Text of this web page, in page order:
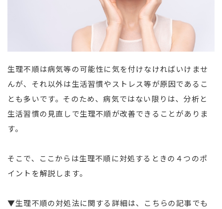
生理不順は病気等の可能性に気を付けなければいけませ
んが、それ以外は生活習慣やストレス等が原因であるこ
とも多いです。そのため、病気ではない限りは、分析と
生活習慣の見直しで生理不順が改善できることがありま
す。
そこで、ここからは生理不順に対処するときの４つのポ
イントを解説します。
▼生理不順の対処法に関する詳細は、こちらの記事でも